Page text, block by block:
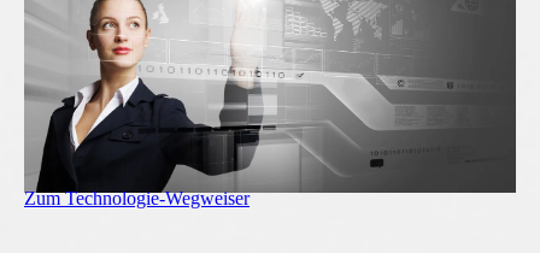
Zum Technologie-Wegweiser